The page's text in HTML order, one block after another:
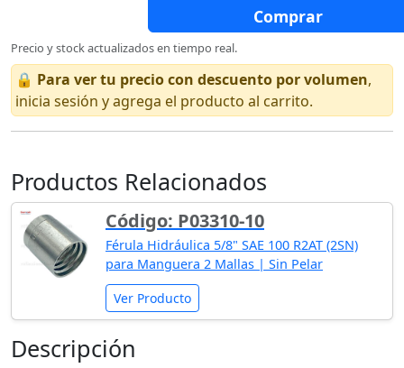
Comprar
Precio y stock actualizados en tiempo real.
🔒 Para ver tu precio con descuento por volumen,
inicia sesión y agrega el producto al carrito.
Productos Relacionados
Código: P03310-10
Férula Hidráulica 5/8" SAE 100 R2AT (2SN)
para Manguera 2 Mallas | Sin Pelar
Ver Producto
Descripción